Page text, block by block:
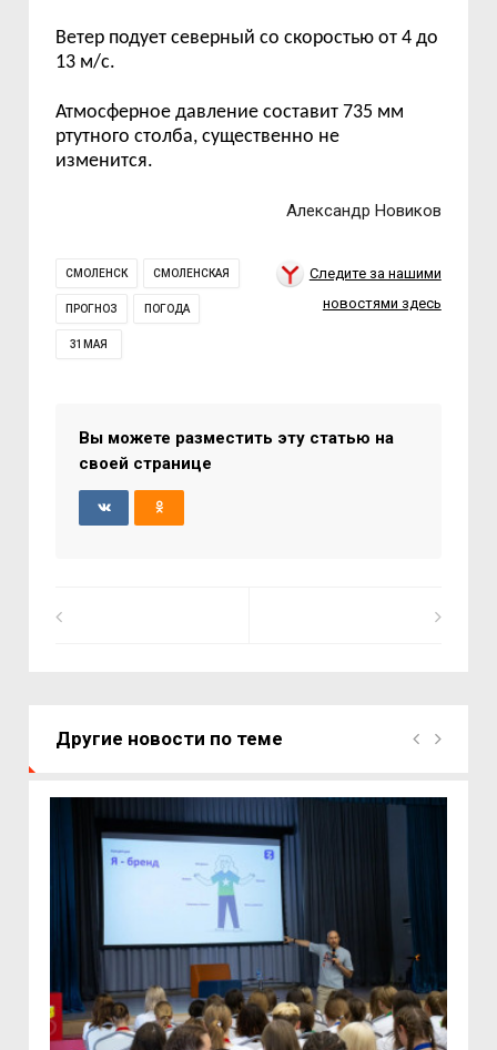
Ветер подуетсеверный со скоростью от4 до
13 м/с.
Атмосферное давлениесоставит 735 мм
ртутного столба,существенно не
изменится.
Александр Новиков
СМОЛЕНСК СМОЛЕНСКАЯ
ПРОГНОЗ ПОГОДА
31МАЯ
Следите за нашими
новостями здесь
Вы можете разместить эту статью на
своей странице
Другие новости по теме